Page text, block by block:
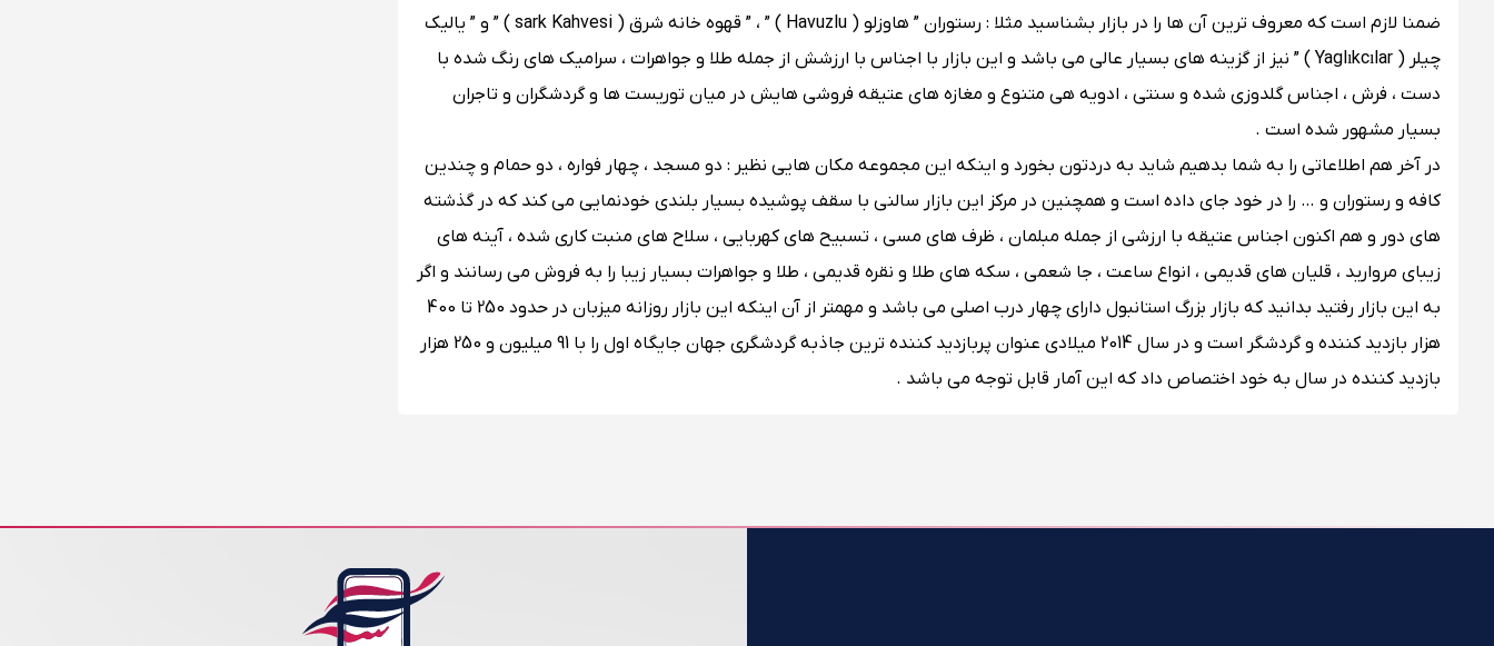
ضمنا لازم است که معروف‌ ترین آن ‌ها را در بازار بشناسید مثلا : رستوران ” هاوزلو ( Havuzlu ) ” ، ” قهوه خانه شرق ( sark Kahvesi ) ” و ” یالیک
چیلر ( Yaglıkcılar ) ” نیز از گزینه‌ های بسیار عالی می باشد و این بازار با اجناس با ارزشش از جمله طلا و جواهرات ، سرامیک های رنگ شده با
دست ، فرش ، اجناس گلدوزی شده و سنتی ، ادویه هی متنوع و مغازه های عتیقه فروشی هایش در میان توریست ها و گردشگران و تاجران
بسیار مشهور شده است .
در آخر هم اطلاعاتی را به شما بدهیم شاید به دردتون بخورد و اینکه این مجموعه مکان هایی نظیر : دو مسجد ، چهار فواره ، دو حمام و چندین
کافه و رستوران و … را در خود جای داده است و همچنین در مرکز این بازار سالنی با سقف پوشیده بسیار بلندی خودنمایی می کند که در گذشته
های دور و هم اکنون اجناس عتیقه با ارزشی از جمله مبلمان ، ظرف های مسی ، تسبیح های کهربایی ، سلاح های منبت کاری شده ، آینه های
زیبای مروارید ، قلیان های قدیمی ، انواع ساعت ، جا شعمی ، سکه های طلا و نقره قدیمی ، طلا و جواهرات بسیار زیبا را به فروش می رسانند و اگر
به این بازار رفتید بدانید که بازار بزرگ استانبول دارای چهار درب اصلی می باشد و مهمتر از آن اینکه این بازار روزانه میزبان در حدود 250 تا 400
هزار بازدید کننده و گردشگر است و در سال 2014 میلادی عنوان پربازدید کننده ترین جاذبه گردشگری جهان جایگاه اول را با 91 میلیون و 250 هزار
بازدید کننده در سال به خود اختصاص داد که این آمار قابل توجه می باشد .